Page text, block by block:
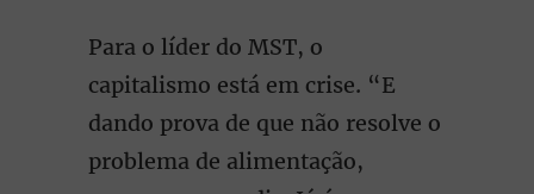
Para o líder do MST, o
capitalismo está em crise. “E
dando prova de que não resolve o
problema de alimentação,